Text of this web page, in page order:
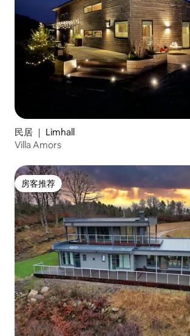
民居 ｜ Limhall
Villa Amors
房客推荐
房客推荐